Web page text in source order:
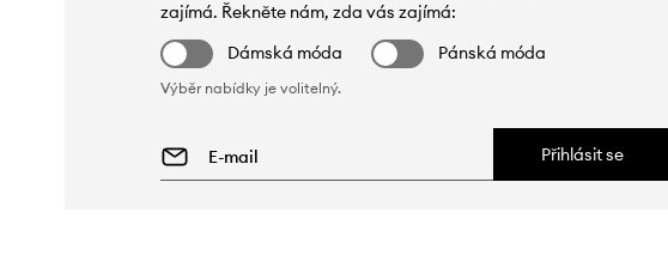
zajímá. Řekněte nám, zda vás zajímá:
Dámská móda
Pánská móda
Výběr nabídky je volitelný.
Přihlásit se